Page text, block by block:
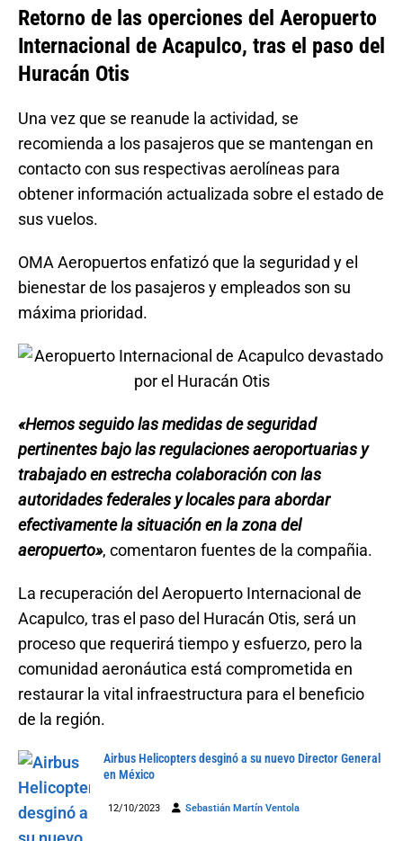
Retorno de las operciones del Aeropuerto
Internacional de Acapulco, tras el paso del
Huracán Otis
Una vez que se reanude la actividad, se
recomienda a los pasajeros que se mantengan en
contacto con sus respectivas aerolíneas para
obtener información actualizada sobre el estado de
sus vuelos.
OMA Aeropuertos enfatizó que la seguridad y el
bienestar de los pasajeros y empleados son su
máxima prioridad.
«Hemos seguido las medidas de seguridad
pertinentes bajo las regulaciones aeroportuarias y
trabajado en estrecha colaboración con las
autoridades federales y locales para abordar
efectivamente la situación en la zona del
aeropuerto», comentaron fuentes de la compañia.
La recuperación del Aeropuerto Internacional de
Acapulco, tras el paso del Huracán Otis, será un
proceso que requerirá tiempo y esfuerzo, pero la
comunidad aeronáutica está comprometida en
restaurar la vital infraestructura para el beneficio
de la región.
Airbus Helicopters desginó a su nuevo Director General
en México
12/10/2023 Sebastián Martín Ventola